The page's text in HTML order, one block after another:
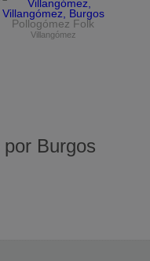
Pollogómez Folk
Villangómez
por Burgos